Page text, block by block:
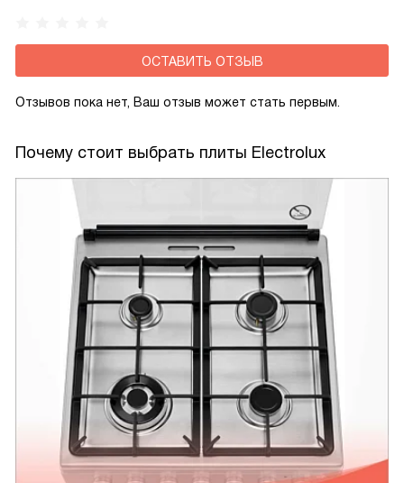
ОСТАВИТЬ ОТЗЫВ
Отзывов пока нет, Ваш отзыв может стать первым.
Почему стоит выбрать плиты Electrolux